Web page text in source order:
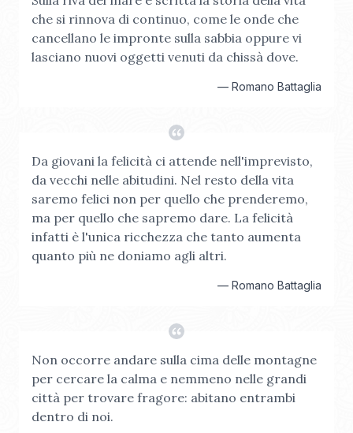
che si rinnova di continuo, come le onde che
cancellano le impronte sulla sabbia oppure vi
lasciano nuovi oggetti venuti da chissà dove.
— Romano Battaglia
Da giovani la felicità ci attende nell'imprevisto,
da vecchi nelle abitudini. Nel resto della vita
saremo felici non per quello che prenderemo,
ma per quello che sapremo dare. La felicità
infatti è l'unica ricchezza che tanto aumenta
quanto più ne doniamo agli altri.
— Romano Battaglia
Non occorre andare sulla cima delle montagne
per cercare la calma e nemmeno nelle grandi
città per trovare fragore: abitano entrambi
dentro di noi.